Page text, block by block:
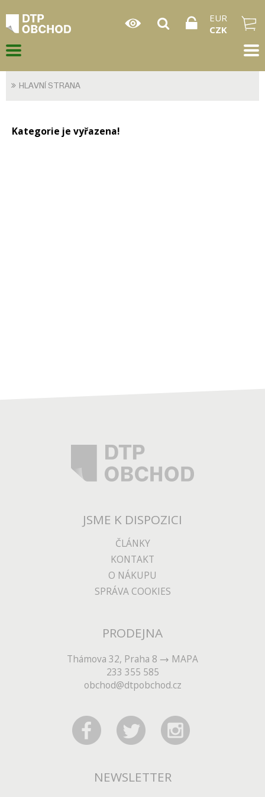
EUR
CZK
HLAVNÍ STRANA
Kategorie je vyřazena!
JSME K DISPOZICI
ČLÁNKY
KONTAKT
O NÁKUPU
SPRÁVA COOKIES
PRODEJNA
Thámova 32, Praha 8
MAPA
233 355 585
obchod@dtpobchod.cz
NEWSLETTER